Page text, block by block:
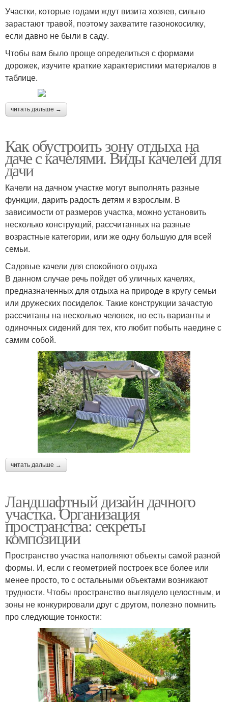
Участки, которые годами ждут визита хозяев, сильно
зарастают травой, поэтому захватите газонокосилку,
если давно не были в саду.
Чтобы вам было проще определиться с формами
дорожек, изучите краткие характеристики материалов в
таблице.
читать дальше →
Как обустроить зону отдыха на
даче с качелями. Виды качелей для
дачи
Качели на дачном участке могут выполнять разные
функции, дарить радость детям и взрослым. В
зависимости от размеров участка, можно установить
несколько конструкций, рассчитанных на разные
возрастные категории, или же одну большую для всей
семьи.
Садовые качели для спокойного отдыха
В данном случае речь пойдет об уличных качелях,
предназначенных для отдыха на природе в кругу семьи
или дружеских посиделок. Такие конструкции зачастую
рассчитаны на несколько человек, но есть варианты и
одиночных сидений для тех, кто любит побыть наедине с
самим собой.
читать дальше →
Ландшафтный дизайн дачного
участка. Организация
пространства: секреты
композиции
Пространство участка наполняют объекты самой разной
формы. И, если с геометрией построек все более или
менее просто, то с остальными объектами возникают
трудности. Чтобы пространство выглядело целостным, и
зоны не конкурировали друг с другом, полезно помнить
про следующие тонкости: